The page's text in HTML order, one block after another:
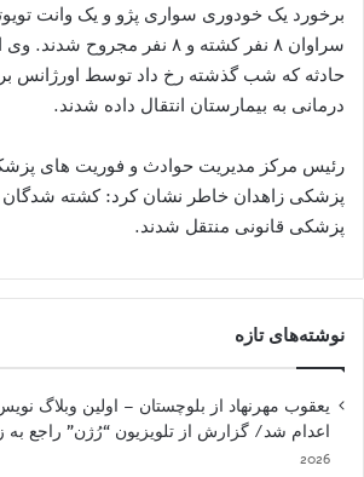
برخورد یک خودوری سواری پژو و یک وانت
سراوان ۸ نفر کشته و ۸ نفر
حادثه که شب گذشته رخ داد توسط اورژانس
درمانی به بیمارستان انتقال داده شدند.
رئیس مرکز مدیریت حوادث و فوریت های
پزشکی زاهدان خاطر نشان کرد: کشته شدگان
پزشکی قانونی منتقل شدند.
نوشته‌های تازه
یعقوب مهرنهاد از بلوچستان – اولین وبلاگ
اعدام شد/ گزارش از تلویزیون “رُژن” راجع به
2026